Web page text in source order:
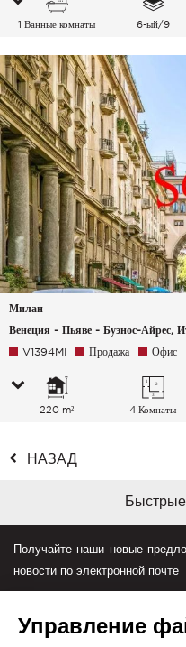
1 Ванные комнаты 6-ый/9
Милан
Венеция - Пьяве - Буэнос-Айрес,
V1394MI Продажа Офис
220 m² 4 Комнаты
НАЗАД
Получайте наши новые
новости по электронной почте
Управление